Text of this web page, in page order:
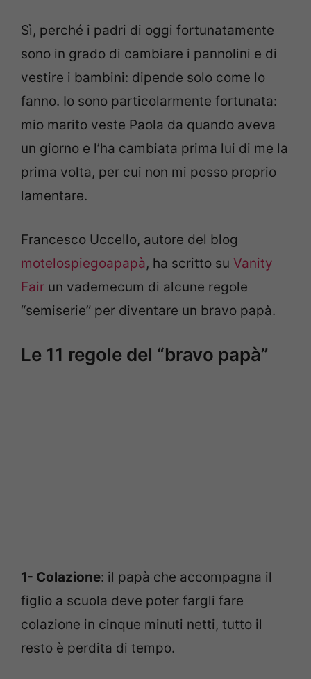
Sì, perché i padri di oggi fortunatamente
sono in grado di cambiare i pannolini e di
vestire i bambini: dipende solo come lo
fanno. Io sono particolarmente fortunata:
mio marito veste Paola da quando aveva
un giorno e l’ha cambiata prima lui di me la
prima volta, per cui non mi posso proprio
lamentare.
Francesco Uccello, autore del blog
motelospiegoapapà, ha scritto su Vanity
Fair un vademecum di alcune regole
“semiserie” per diventare un bravo papà.
Le 11 regole del “bravo papà”
1- Colazione: il papà che accompagna il
figlio a scuola deve poter fargli fare
colazione in cinque minuti netti, tutto il
resto è perdita di tempo.